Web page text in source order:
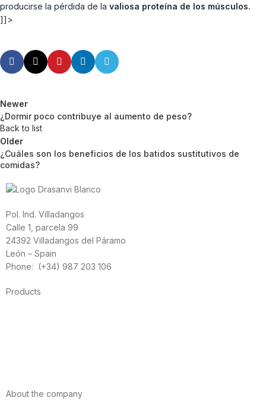
producirse la pérdida de la valiosa proteína de los músculos.
]]>
Newer
¿Dormir poco contribuye al aumento de peso?
Back to list
Older
¿Cuáles son los beneficios de los batidos sustitutivos de
comidas?
Pol. Ind. Villadangos
Calle 1, parcela 99
24392 Villadangos del Páramo
León – Spain
Phone: (+34) 987 203 106
Products
About the company